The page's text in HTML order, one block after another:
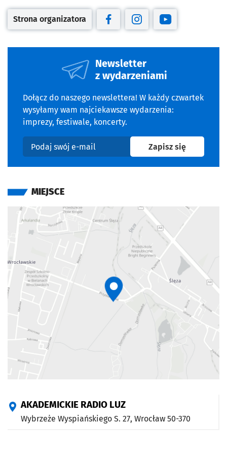
Otwiera się w nowej karcie
Strona organizatora
Otwiera się w nowej karcie
Otwiera się w nowej
Otwiera się w
Newsletter
z wydarzeniami
Dołącz do naszego newslettera! W każdy czwartek
wysyłamy wam najciekawsze wydarzenia:
imprezy, festiwale, koncerty.
Podaj swój e-mail
Zapisz sięna
MIEJSCE
AKADEMICKIE RADIO LUZ
Wybrzeże Wyspiańskiego S. 27, Wrocław 50-370